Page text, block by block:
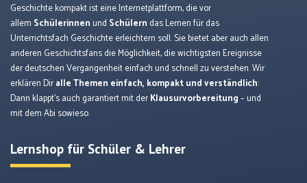
Geschichte kompakt ist eine Internetplattform, die vor
allem Schülerinnen und Schülern das Lernen für das
Unterrichtsfach Geschichte erleichtern soll. Sie bietet aber auch allen
anderen Geschichtsfans die Möglichkeit, die wichtigsten Ereignisse
der deutschen Vergangenheit einfach und schnell zu verstehen. Wir
erklären Diralle Themen einfach, kompakt und verständlich:
Dann klappt’s auch garantiert mit derKlausurvorbereitung– und
mit dem Abi sowieso.
Lernshop für Schüler & Lehrer